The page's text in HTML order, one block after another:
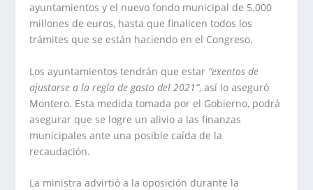
ayuntamientos y el nuevo fondo municipal de 5.000
millones de euros, hasta que finalicen todos los
trámites que se están haciendo en el Congreso.
Los ayuntamientos tendrán que estar “exentos de
ajustarse a la regla de gasto del 2021”, así lo aseguró
Montero. Esta medida tomada por el Gobierno, podrá
asegurar que se logre un alivio a las finanzas
municipales ante una posible caída de la
recaudación.
La ministra advirtió a la oposición durante la